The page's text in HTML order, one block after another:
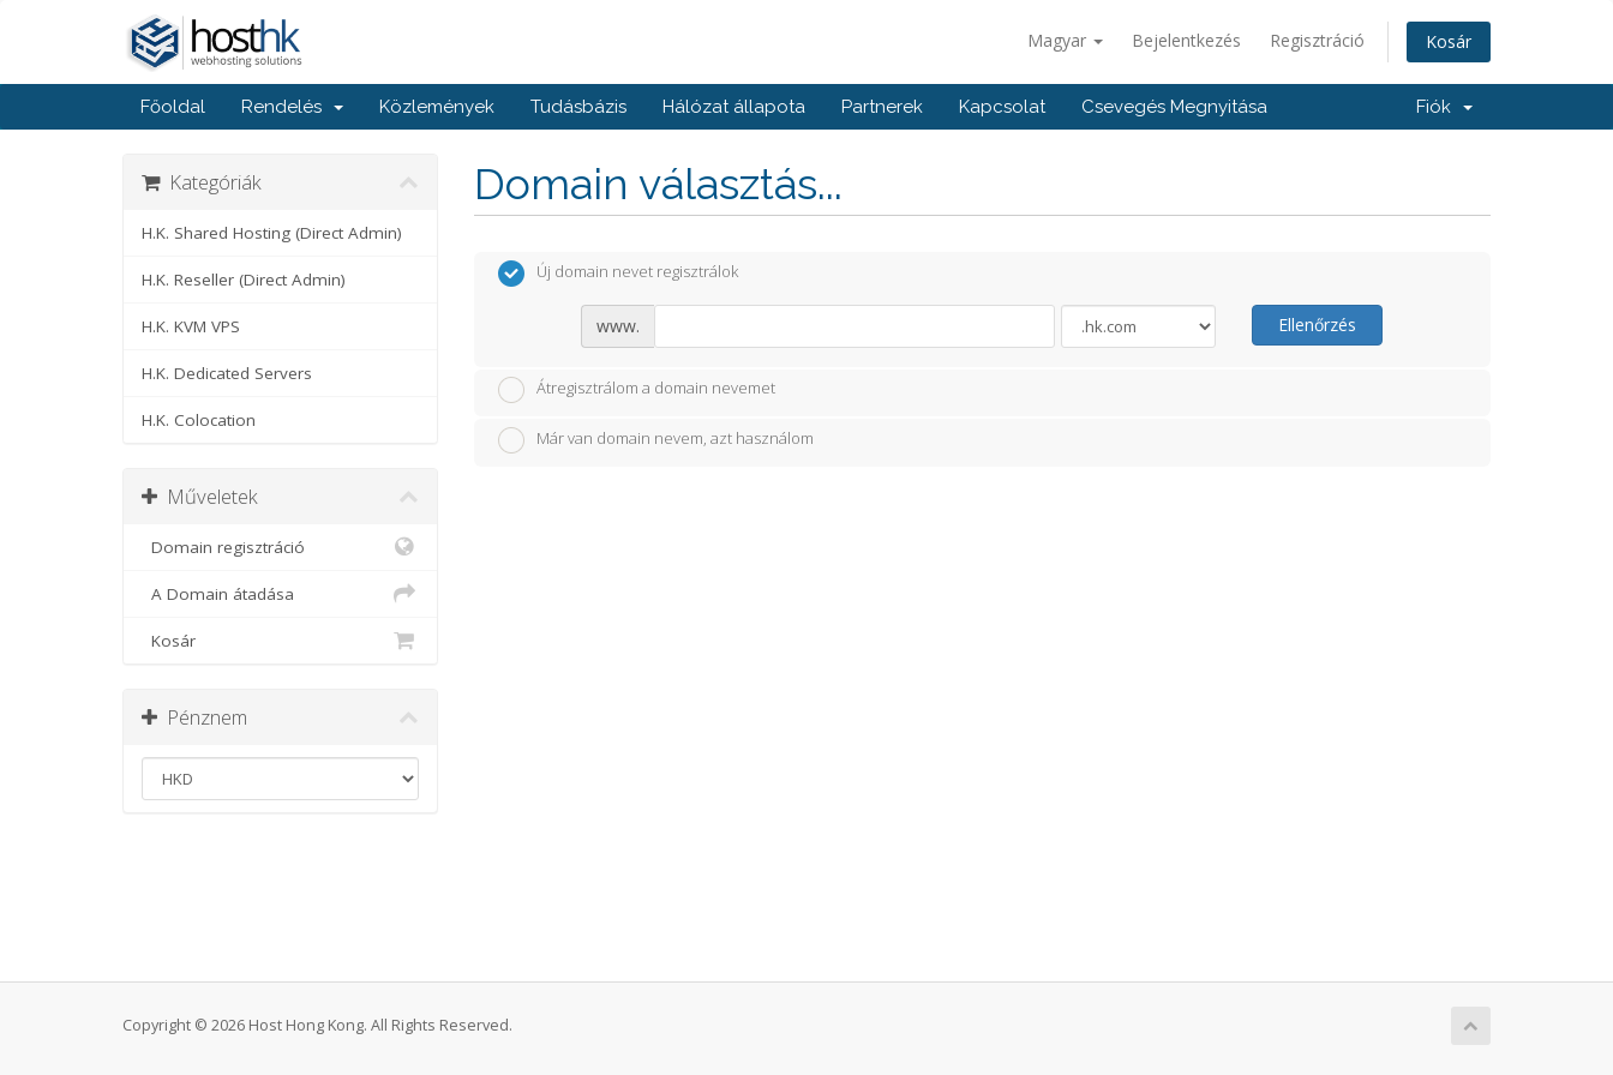
Magyar Bejelentkezés Regisztráció Kosár
Főoldal Rendelés Közlemények Tudásbázis Hálózat állapota Partnerek Kapcsolat Csevegés Megnyitása Fiók
Domain választás...
Kategóriák
H.K. Shared Hosting (Direct Admin)
H.K. Reseller (Direct Admin)
H.K. KVM VPS
H.K. Dedicated Servers
H.K. Colocation
Műveletek
Domain regisztráció
A Domain átadása
Kosár
Pénznem
Új domain nevet regisztrálok
www. Ellenőrzés
Átregisztrálom a domain nevemet
Már van domain nevem, azt használom
Copyright © 2026 Host Hong Kong. All Rights Reserved.